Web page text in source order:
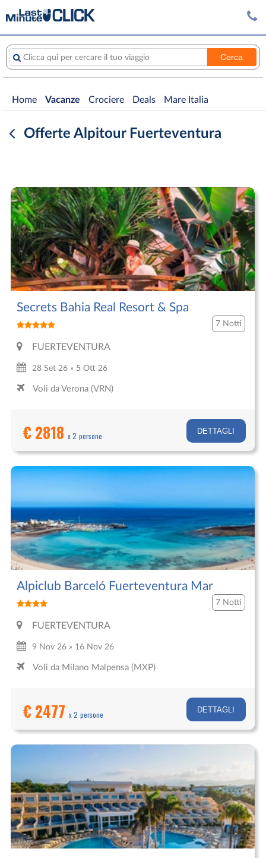
Clicca qui per cercare il tuo viaggio Cerca
Home Vacanze Crociere Deals Mare Italia
Offerte Alpitour Fuerteventura
Secrets Bahia Real Resort & Spa
7 Notti
FUERTEVENTURA
28 Set 26 » 5 Ott 26
Voli da Verona (VRN)
€ 2818x 2 persone DETTAGLI
Alpiclub Barceló Fuerteventura Mar
7 Notti
FUERTEVENTURA
9 Nov 26 » 16 Nov 26
Voli da Milano Malpensa (MXP)
€ 2477x 2 persone DETTAGLI